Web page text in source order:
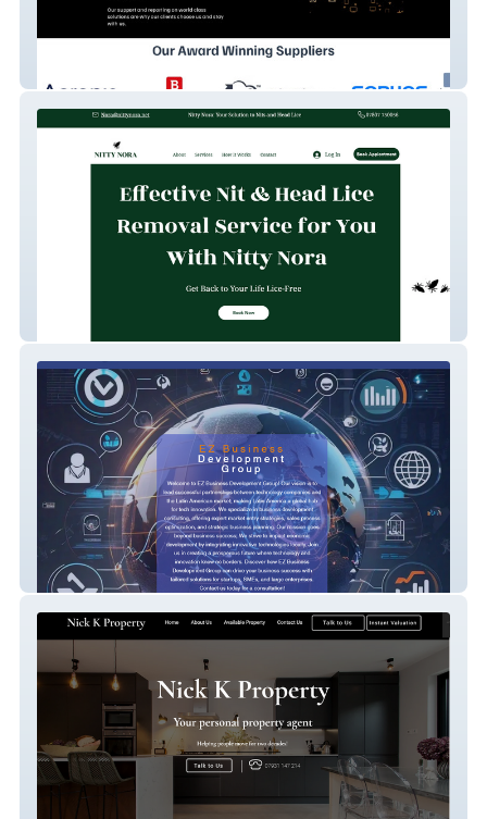
Ez Business Developm